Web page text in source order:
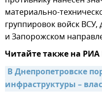
материально-
группировок войск
и Запорожском
Читайте также на
В Днепропетровске
инфраструктуры –